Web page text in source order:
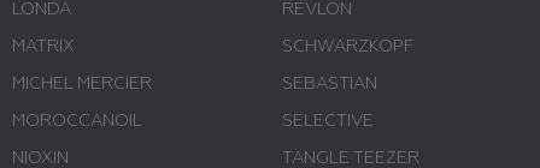
LONDA
MATRIX
MICHEL MERCIER
MOROCCANOIL
NIOXIN
REVLON
SCHWARZKOPF
SEBASTIAN
SELECTIVE
TANGLE TEEZER